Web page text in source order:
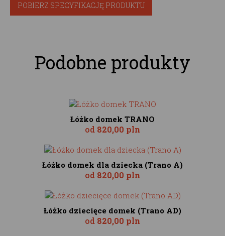
POBIERZ SPECYFIKACJĘ PRODUKTU
Podobne produkty
Łóżko domek TRANO
od 820,00 pln
Łóżko domek dla dziecka (Trano A)
od 820,00 pln
Łóżko dziecięce domek (Trano AD)
od 820,00 pln